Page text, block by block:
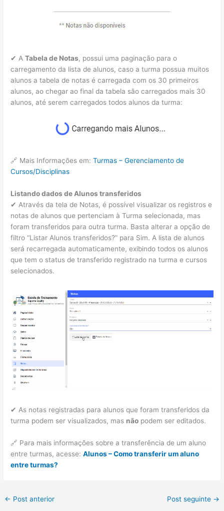
✔ ATabela de Notas, possui uma paginação para o
carregamento da lista de alunos, caso a turma possua muitos
alunos a tabela de notas é carregada com os 30 primeiros
alunos, ao chegar ao final da tabela são carregados mais 30
alunos, até serem carregados todos alunos da turma:
🔗 Mais Informações em:Turmas – Gerenciamento de
Cursos/Disciplinas
Listando dados de Alunos transferidos
✔ Através da tela de Notas, é possível visualizar os registros e
notas de alunos que pertenciam à Turma selecionada, mas
foram transferidos para outra turma. Basta alterar a opção de
filtro “Listar Alunos transferidos?” para Sim. A lista de alunos
será recarregada automaticamente, exibindo todos os alunos
que tem o status de transferido registrado na turma e cursos
selecionados.
✔ As notas registradas para alunos que foram transferidos da
turma podem ser visualizados, mas não podem ser editados.
🔗 Para mais informações sobre a transferência de um aluno
entre turmas, acesse:Alunos – Como transferir um aluno
entre turmas?
← Post anterior Post seguinte →